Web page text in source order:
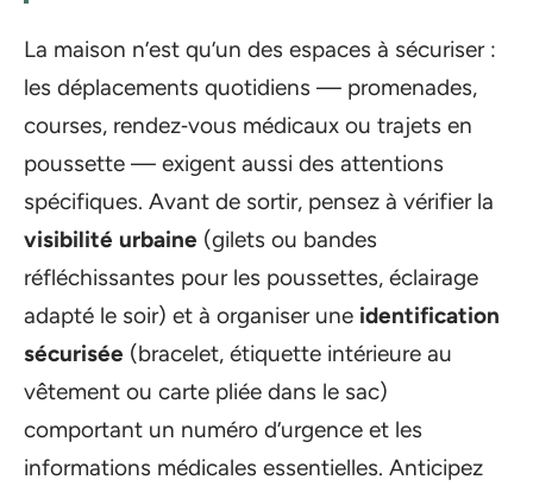
La maison n’est qu’un des espaces à sécuriser :
les déplacements quotidiens — promenades,
courses, rendez‑vous médicaux ou trajets en
poussette — exigent aussi des attentions
spécifiques. Avant de sortir, pensez à vérifier la
visibilité urbaine (gilets ou bandes
réfléchissantes pour les poussettes, éclairage
adapté le soir) et à organiser une identification
sécurisée (bracelet, étiquette intérieure au
vêtement ou carte pliée dans le sac)
comportant un numéro d’urgence et les
informations médicales essentielles. Anticipez